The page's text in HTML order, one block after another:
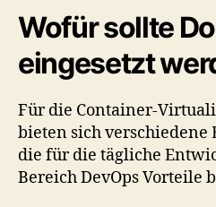
Wofür sollte
eingesetzt
Für die Container-
bieten sich
die für die tägliche
Bereich DevOps Vorteile